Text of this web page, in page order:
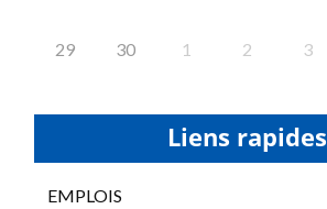
29 30 1 2 3
Liens rapides
EMPLOIS